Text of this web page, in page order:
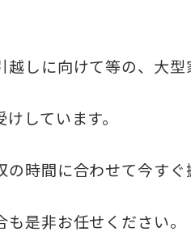
越しに向けて等の、大型
しています。
の時間に合わせて今すぐ
も是非お任せください。